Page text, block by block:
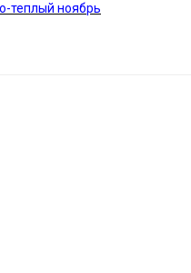
теплый ноябрь